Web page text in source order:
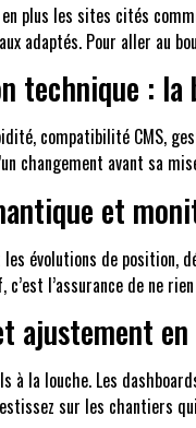
plus les sites cités
adaptés. Pour aller au
technique : la
compatibilité CMS,
changement avant sa
et
les évolutions de
l’assurance de ne
ajustement
à la louche. Les
sur les chantiers